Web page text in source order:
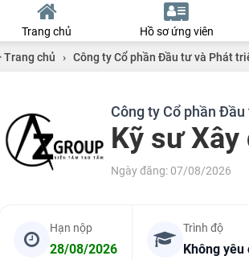
Trang chủ Hồ sơ ứng viên
Trang chủ › Công ty Cổ phần Đầu tư và Phát
Công ty Cổ phần
Kỹ sư Xây
Ngày đăng: 07/08/2026
Hạn nộp
28/08/2026
Trình độ
Không yêu